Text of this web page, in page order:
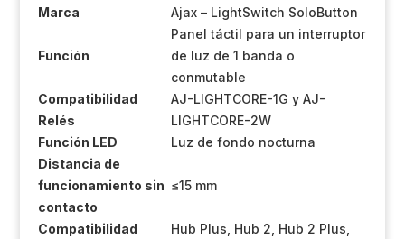
Marca
Ajax – LightSwitch SoloButton
Función
Panel táctil para un interruptor
de luz de 1 banda o
conmutable
Compatibilidad
Relés
AJ-LIGHTCORE-1G y AJ-
LIGHTCORE-2W
Función LED
Luz de fondo nocturna
Distancia de
funcionamiento sin
contacto
≤15 mm
Compatibilidad
Hub Plus, Hub 2, Hub 2 Plus,